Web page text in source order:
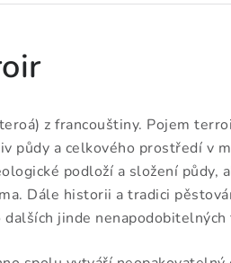
z francouštiny. Pojem
půdy a celkového prostředí v
podloží a složení půdy,
Dále historii a tradici
dalších jinde nenapodobitelných